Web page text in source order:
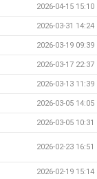
2026-04-15 15:10
2026-03-31 14:24
2026-03-19 09:39
2026-03-17 22:37
2026-03-13 11:39
2026-03-05 14:05
2026-03-05 10:31
2026-02-23 16:51
2026-02-19 15:14